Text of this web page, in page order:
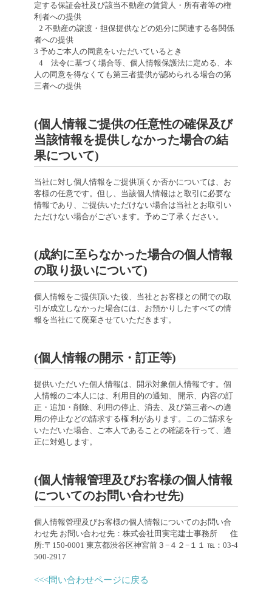
定する保証会社及び該当不動産の賃貸人・所有者等の権
利者への提供
2 不動産の譲渡・担保提供などの処分に関連する各関係
者への提供
3 予めご本人の同意をいただいているとき
4 法令に基づく場合等、個人情報保護法に定める、本
人の同意を得なくても第三者提供が認められる場合の第
三者への提供
(個人情報ご提供の任意性の確保及び
当該情報を提供しなかった場合の結
果について)
当社に対し個人情報をご提供頂くか否かについては、お
客様の任意です。但し、当該個人情報はと取引に必要な
情報であり、ご提供いただけない場合は当社とお取引い
ただけない場合がございます。予めご了承ください。
(成約に至らなかった場合の個人情報
の取り扱いについて)
個人情報をご提供頂いた後、当社とお客様との間での取
引が成立しなかった場合には、お預かりしたすべての情
報を当社にて廃棄させていただきます。
(個人情報の開示・訂正等)
提供いただいた個人情報は、開示対象個人情報です。個
人情報のご本人には、利用目的の通知、 開示、内容の訂
正・追加・削除、利用の停止、消去、及び第三者への適
用の停止などの請求する権 利があります。このご請求を
いただいた場合、ご本人であることの確認を行って、適
正に対処します。
(個人情報管理及びお客様の個人情報
についてのお問い合わせ先)
個人情報管理及びお客様の個人情報についてのお問い合
わせ先 お問い合わせ先：株式会社田実宅建士事務所 住
所:〒150-0001 東京都渋谷区神宮前３−４２−１１ ℡：03-4
500-2917
<<<問い合わせページに戻る